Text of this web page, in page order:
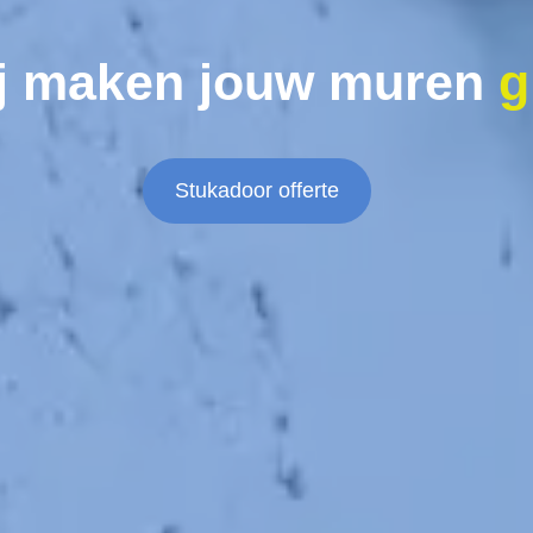
maken jouw muren
Stukadoor offerte